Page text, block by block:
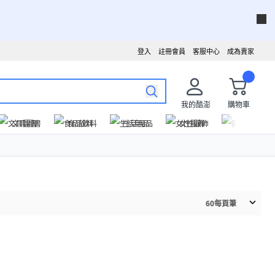
成為賣家
客服中心
註冊會員
登入
我的酷澎
購物車
文具圖書
食品飲料 生活用品 女性服飾
60每頁筆